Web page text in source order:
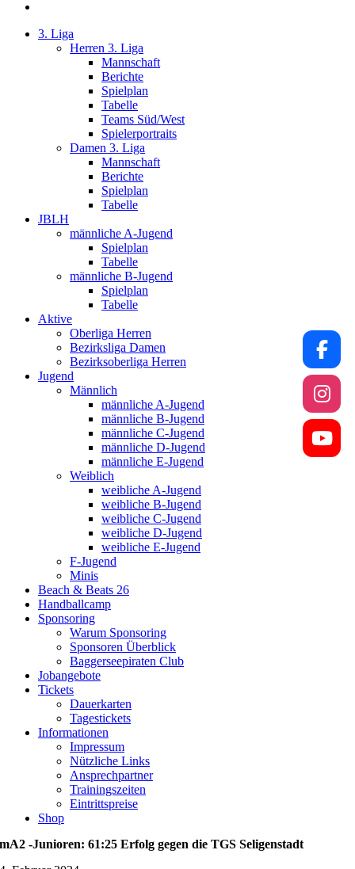
3. Liga
Herren 3. Liga
Mannschaft
Berichte
Spielplan
Tabelle
Teams Süd/West
Spielerportraits
Damen 3. Liga
Mannschaft
Berichte
Spielplan
Tabelle
JBLH
männliche A-Jugend
Spielplan
Tabelle
männliche B-Jugend
Spielplan
Tabelle
Aktive
Oberliga Herren
Bezirksliga Damen
Bezirksoberliga Herren
Jugend
Männlich
männliche A-Jugend
männliche B-Jugend
männliche C-Jugend
männliche D-Jugend
männliche E-Jugend
Weiblich
weibliche A-Jugend
weibliche B-Jugend
weibliche C-Jugend
weibliche D-Jugend
weibliche E-Jugend
F-Jugend
Minis
Beach & Beats 26
Handballcamp
Sponsoring
Warum Sponsoring
Sponsoren Überblick
Baggerseepiraten Club
Jobangebote
Tickets
Dauerkarten
Tagestickets
Informationen
Impressum
Nützliche Links
Ansprechpartner
Trainingszeiten
Eintrittspreise
Shop
mA2 -Junioren: 61:25 Erfolg gegen die TGS Seligenstadt